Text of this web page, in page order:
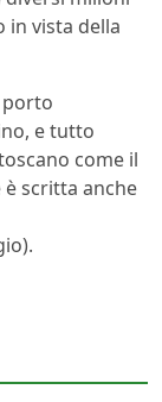
in vista della
e tutto
come il
è scritta anche